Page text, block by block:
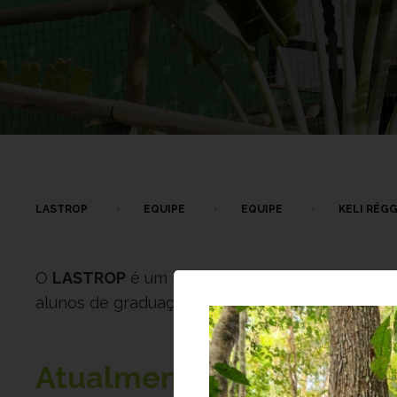
LASTROP EQUIPE EQUIPE KELI
O LASTROP é um laboratório universitário
alunos de graduação e pós-graduação, bem
Atualmente,